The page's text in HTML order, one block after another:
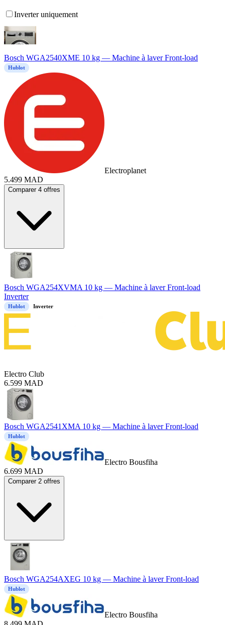
Inverter uniquement
Bosch WGA2540XME 10 kg — Machine à laver Front-load
Hublot
Electroplanet
5.499 MAD
Comparer 4 offres
Bosch WGA254XVMA 10 kg — Machine à laver Front-load
Inverter
Hublot Inverter
Electro Club
6.599 MAD
Bosch WGA2541XMA 10 kg — Machine à laver Front-load
Hublot
Electro Bousfiha
6.699 MAD
Comparer 2 offres
Bosch WGA254AXEG 10 kg — Machine à laver Front-load
Hublot
Electro Bousfiha